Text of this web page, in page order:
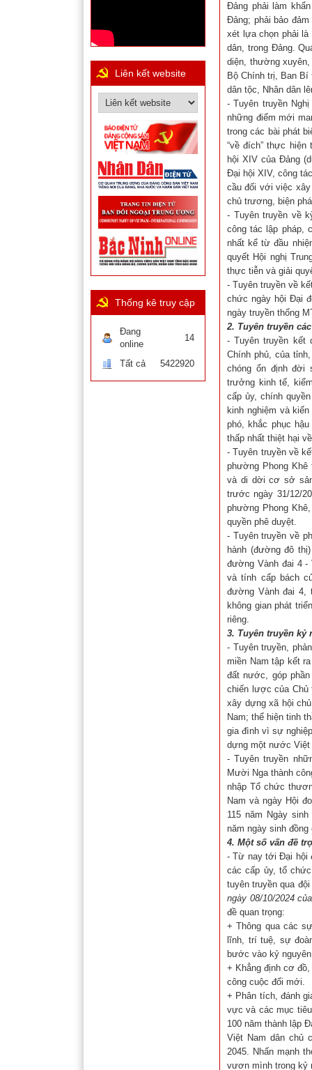
Đảng phải làm
Đảng; phải bảo
xét lựa chọn phải là
dân, trong Đảng.
diện, thường
Bộ Chính trị, Ban
dân tộc, Nhân dân
- Tuyên truyền
những điểm mới
trong các bài phát
“về đích” thực
hội XIV của Đảng
Đại hội XIV, công
cầu đối với việc
chủ trương, biện
- Tuyên truyền về
công tác lập pháp,
nhất kể từ đầu
quyết Hội nghị
thực tiễn và giải
- Tuyên truyền về
chức ngày hội Đại
ngày truyền thống
2. Tuyên truyền
- Tuyên truyền kết
Chính phủ, của
chóng ổn định đời
trưởng kinh tế,
cấp ủy, chính
kinh nghiệm và
phó, khắc phục
thấp nhất thiệt hại
- Tuyên truyền về
phường Phong Khê
và di dời cơ sở
trước ngày 31/12/
phường Phong
quyền phê duyệt.
- Tuyên truyền về
hành (đường đô
đường Vành đai 4 -
và tính cấp bách
đường Vành đai 4,
không gian phát
riêng.
3. Tuyên truyền
- Tuyên truyền,
miền Nam tập kết
đất nước, góp
chiến lược của Chủ
xây dựng xã hội
Nam; thể hiện tinh
gia đình vì sự
dựng một nước Việt
- Tuyên truyền
Mười Nga thành
nhập Tổ chức
Nam và ngày Hội
115 năm Ngày
năm ngày sinh
4. Một số vấn đề
- Từ nay tới Đại hội
các cấp ủy, tổ
tuyên truyền qua
ngày 08/10/2024
đề quan trọng:
+ Thông qua các
lĩnh, trí tuệ, sự
bước vào kỷ
+ Khẳng định cơ
công cuộc đổi mới.
+ Phân tích, đánh
vực và các mục
100 năm thành lập
Việt Nam dân chủ
2045. Nhấn mạnh
vươn mình trong kỷ
Liên kết website
Thống kê truy cập
Đang
online
14
Tất cả 5422920